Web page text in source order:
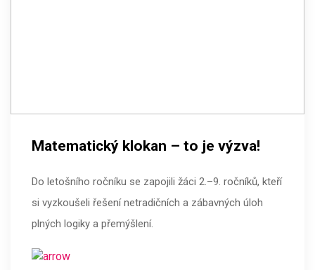
Matematický klokan – to je výzva!
Do letošního ročníku se zapojili žáci 2.–9. ročníků, kteří
si vyzkoušeli řešení netradičních a zábavných úloh
plných logiky a přemýšlení.